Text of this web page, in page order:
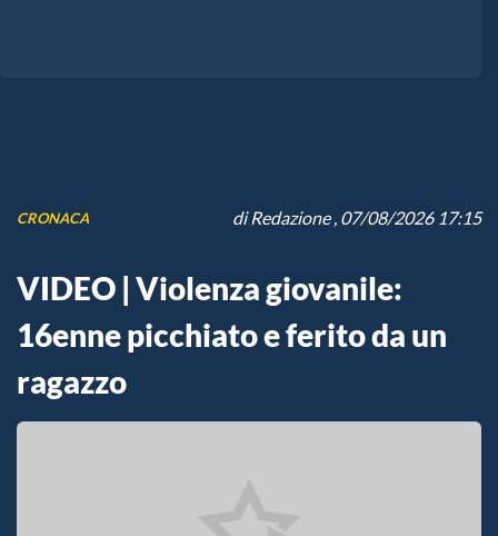
CRONACA diRedazione, 07/08/2026 17:15
VIDEO | Violenza giovanile:
16enne picchiato e ferito da un
ragazzo